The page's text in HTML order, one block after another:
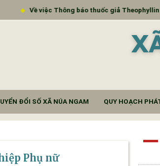
Thông báo thuốc giả Theophyllin extended -
ĐỔI SỐ XÃ NÚA NGAM QUY HOẠCH
Phụ nữ